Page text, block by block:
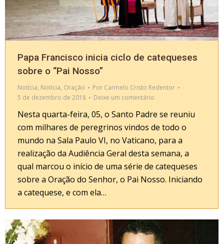
Papa Francisco inicia ciclo de catequeses
sobre o “Pai Nosso”
Notícia, Notícia, Oração Por Carmelo Cristo Redentor
5 de dezembro de 2018
Deixe um comentário
Nesta quarta-feira, 05, o Santo Padre se reuniu
com milhares de peregrinos vindos de todo o
mundo na Sala Paulo VI, no Vaticano, para a
realização da Audiência Geral desta semana, a
qual marcou o início de uma série de catequeses
sobre a Oração do Senhor, o Pai Nosso. Iniciando
a catequese, e com ela…